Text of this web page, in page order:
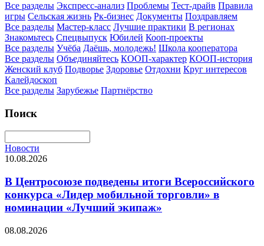
Все разделы Экспресс-анализ Проблемы Тест-драйв Правила
игры Сельская жизнь Рк-бизнес Документы Поздравляем
Все разделы Мастер-класс Лучшие практики В регионах
Знакомьтесь Спецвыпуск Юбилей Кооп-проекты
Все разделы Учёба Даёшь, молодежь! Школа кооператора
Все разделы Объединяйтесь КООП-характер КООП-история
Женский клуб Подворье Здоровье Отдохни Круг интересов
Калейдоскоп
Все разделы Зарубежье Партнёрство
Поиск
Новости
10.08.2026
В Центросоюзе подведены итоги Всероссийского
конкурса «Лидер мобильной торговли» в
номинации «Лучший экипаж»
08.08.2026